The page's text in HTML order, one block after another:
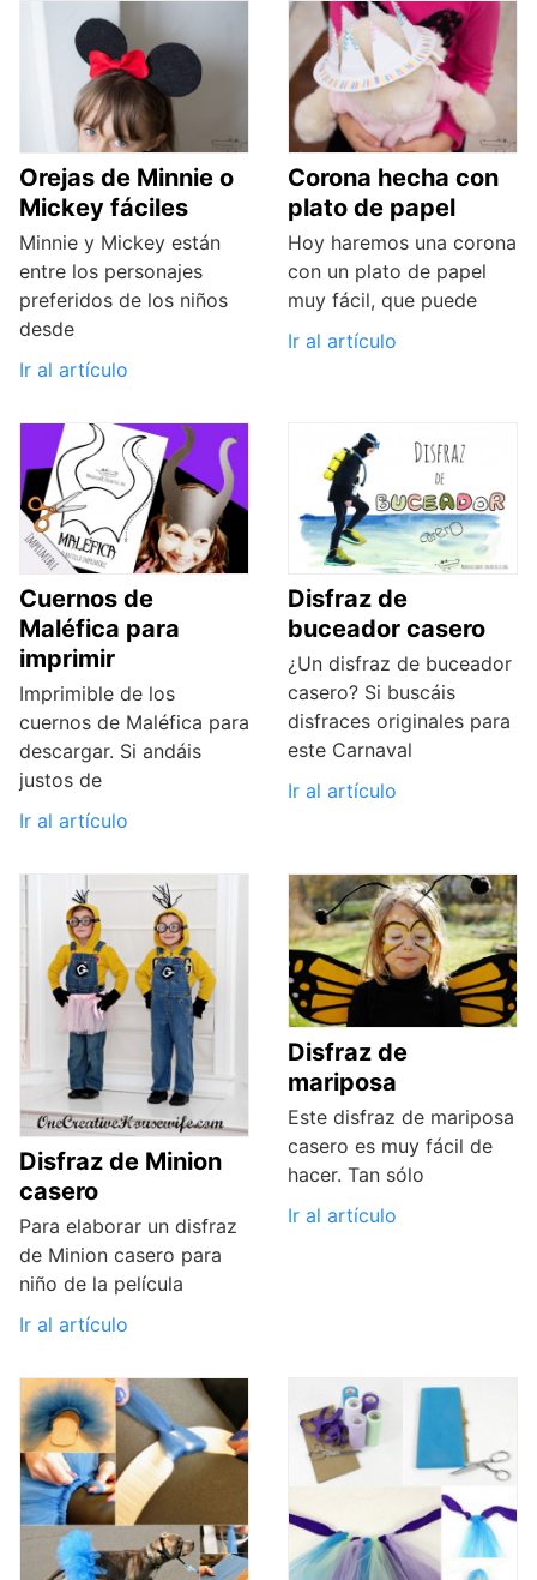
Orejas de Minnie o
Mickey fáciles
Minnie y Mickey están
entre los personajes
preferidos de los niños
desde
Ir al artículo
Corona hecha con
plato de papel
Hoy haremos una corona
con un plato de papel
muy fácil, que puede
Ir al artículo
Cuernos de
Maléfica para
imprimir
Imprimible de los
cuernos de Maléfica para
descargar. Si andáis
justos de
Ir al artículo
Disfraz de
buceador casero
¿Un disfraz de buceador
casero? Si buscáis
disfraces originales para
este Carnaval
Ir al artículo
Disfraz de Minion
casero
Para elaborar un disfraz
de Minion casero para
niño de la película
Ir al artículo
Disfraz de
mariposa
Este disfraz de mariposa
casero es muy fácil de
hacer. Tan sólo
Ir al artículo